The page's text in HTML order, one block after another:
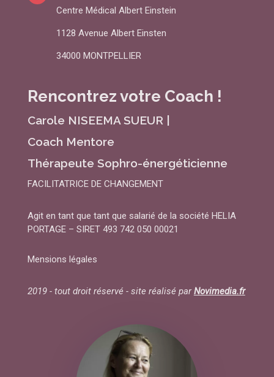
Centre Médical Albert Einstein
1128 Avenue Albert Einsten
34000 MONTPELLIER
Rencontrez votre Coach !
Carole NISEEMA SUEUR |
Coach Mentore
Thérapeute Sophro-énergéticienne
FACILITATRICE DE CHANGEMENT
Agit en tant que tant que salarié de la société HELIA
PORTAGE – SIRET 493 742 050 00021
Mensions légales
2019 - tout droit réservé - site réalisé parNovimedia.fr